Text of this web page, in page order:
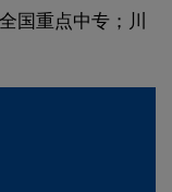
国重点中专；川